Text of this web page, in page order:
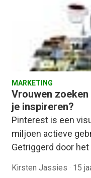
MARKETING
Vrouwen
je inspireren?
Pinterest is een
miljoen actieve
Getriggerd door
Kirsten Jassies · 15